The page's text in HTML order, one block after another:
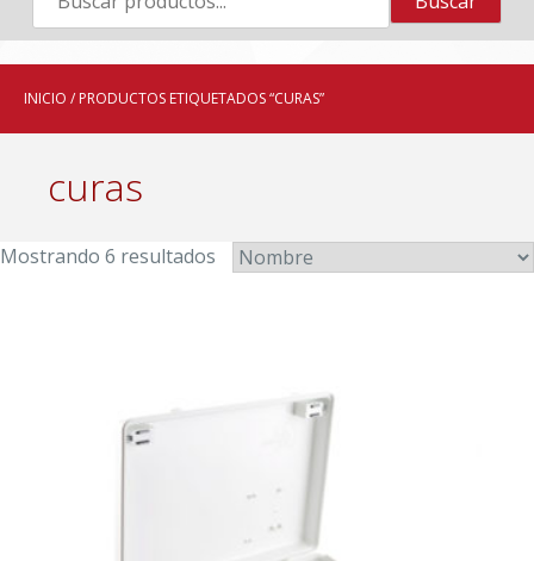
INICIO / PRODUCTOS ETIQUETADOS “CURAS”
curas
Mostrando 6 resultados